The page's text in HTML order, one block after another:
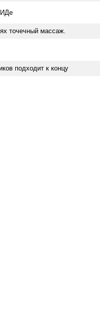
точечный массаж.
подходит к концу